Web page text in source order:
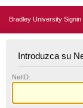
Bradley University
Introduzca su
NetID: